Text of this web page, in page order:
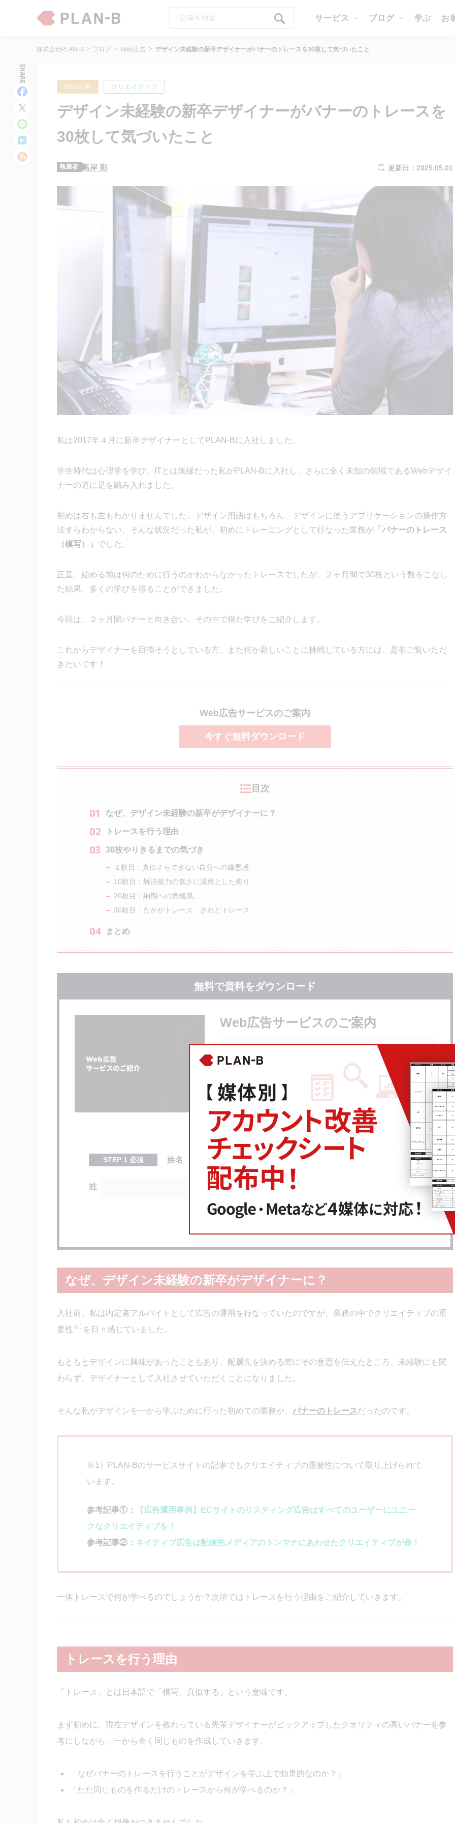
サービス ブログ 学ぶ お
株式会社PLAN-B ブログ Web広告 デザイン未経験の新卒デザイナーがバナーのトレースを30枚して気づいたこと
Web広告 クリエイティブ
デザイン未経験の新卒デザイナーがバナーのトレースを
30枚して気づいたこと
執筆者 高岸 彩 更新日：2025.05.01
私は2017年４月に新卒デザイナーとしてPLAN-Bに入社しました。
学生時代は心理学を学び、ITとは無縁だった私がPLAN-Bに入社し、さらに全く未知の領域であるWebデザイ
ナーの道に足を踏み入れました。
初めは右も左もわかりませんでした。デザイン用語はもちろん、デザインに使うアプリケーションの操作方
法すらわからない、そんな状況だった私が、初めにトレーニングとして行なった業務が 「バナーのトレース
（模写）」 でした。
正直、始める前は何のために行うのかわからなかったトレースでしたが、２ヶ月間で30枚という数をこなし
た結果、多くの学びを得ることができました。
今回は、２ヶ月間バナーと向き合い、その中で得た学びをご紹介します。
これからデザイナーを目指そうとしている方、また何か新しいことに挑戦している方には、是非ご覧いただ
きたいです！
Web広告サービスのご案内
今すぐ無料ダウンロード
目次
なぜ、デザイン未経験の新卒がデザイナーに？
トレースを行う理由
30枚やりきるまでの気づき
１枚目：真似すらできない自分への嫌悪感
10枚目：解決能力の低さに漠然とした焦り
20枚目：納期への危機感。
30枚目：たかがトレース、されどトレース
まとめ
無料で資料をダウンロード
Web広告サービスのご案内
当社のWeb広告サービスの強みや料金、プラン、サポート実績をご紹介し
ております。
※フォーム送信後、メールにて資料をお送りいたします。
STEP 1 必須 姓名
姓 名
なぜ、デザイン未経験の新卒がデザイナーに？
入社前、私は内定者アルバイトとして広告の運用を行なっていたのですが、業務の中でクリエイティブの重
要性 ※1 を日々感じていました。
もともとデザインに興味があったこともあり、配属先を決める際にその意思を伝えたところ、未経験にも関
わらず、デザイナーとして入社させていただくことになりました。
そんな私がデザインを一から学ぶために行った初めての業務が、 バナーのトレースだったのです。
※1）PLAN-Bのサービスサイトの記事でもクリエイティブの重要性について取り上げられて
います。
参考記事①：
【広告運用事例】ECサイトのリスティング広告はすべてのユーザーにユニー
クなクリエイティブを！
参考記事②： ネイティブ広告は配信先メディアのトンマナにあわせたクリエイティブが命！
一体トレースで何が学べるのでしょうか？次項ではトレースを行う理由をご紹介していきます。
トレースを行う理由
「トレース」とは日本語で「模写、真似する」という意味です。
まず初めに、現在デザインを教わっている先輩デザイナーがピックアップしたクオリティの高いバナーを参
考にしながら、一から全く同じものを作成していきます。
「なぜバナーのトレースを行うことがデザインを学ぶ上で効果的なのか？」
「ただ同じものを作るだけのトレースから何が学べるのか？」
SHARE